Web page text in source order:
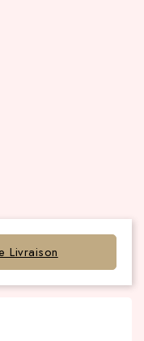
Livraison